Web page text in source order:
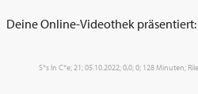
Deine Online-Videothek präsentiert:
S*s In C*e; 21; 05.10.2022; 0,0; 0; 128 Minuten;